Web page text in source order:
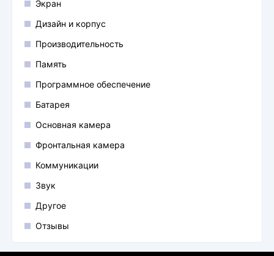
Экран
Дизайн и корпус
Производительность
Память
Программное обеспечение
Батарея
Основная камера
Фронтальная камера
Коммуникации
Звук
Другое
Отзывы